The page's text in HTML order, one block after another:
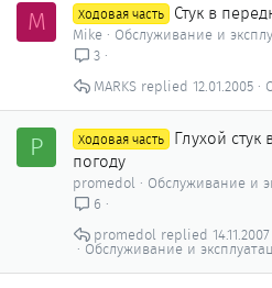
M Ходовая часть Стук в
Mike
Обслуживание и
3
12.01.2005
MARKS
P Ходовая часть Глухой
погоду
promedol
Обслуживание и
6
Обслуживание и
14.11.2007
promedol